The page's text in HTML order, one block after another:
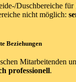
Duschbereiche für
nicht möglich:
Beziehungen
Mitarbeitenden
professionell.